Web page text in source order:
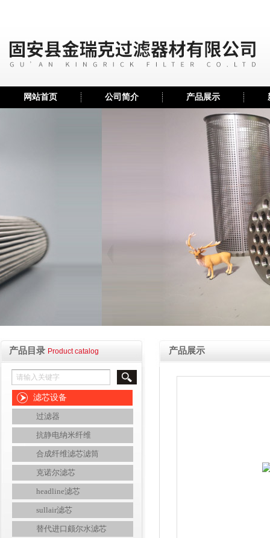
网站首页 公司简介 产品展示
产品目录 Product catalog
滤芯设备
过滤器
抗静电纳米纤维
合成纤维滤芯滤筒
克诺尔滤芯
headline滤芯
sullair滤芯
替代进口颇尔水滤芯
产品展示